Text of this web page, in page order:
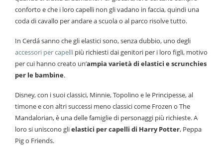
conforto e che i loro capelli non gli vadano in faccia, quindi una
coda di cavallo per andare a scuola o al parco risolve tutto.
In Cerdá sanno che gli elastici sono, senza dubbio, uno degli
accessori per capelli più richiesti dai genitori per i loro figli, motivo
per cui hanno creato un’ampia varietà di elastici e scrunchies
per le bambine.
Disney, con i suoi classici, Minnie, Topolino e le Principesse, al
timone e con altri successi meno classici come Frozen o The
Mandalorian, è una delle famiglie di personaggi più richieste. A
loro si uniscono glielastici per capelli di Harry Potter, Peppa
Pig o Friends.